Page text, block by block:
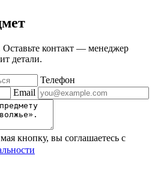
контакт — менеджер
детали.
Телефон
Email
кнопку, вы соглашаетесь с